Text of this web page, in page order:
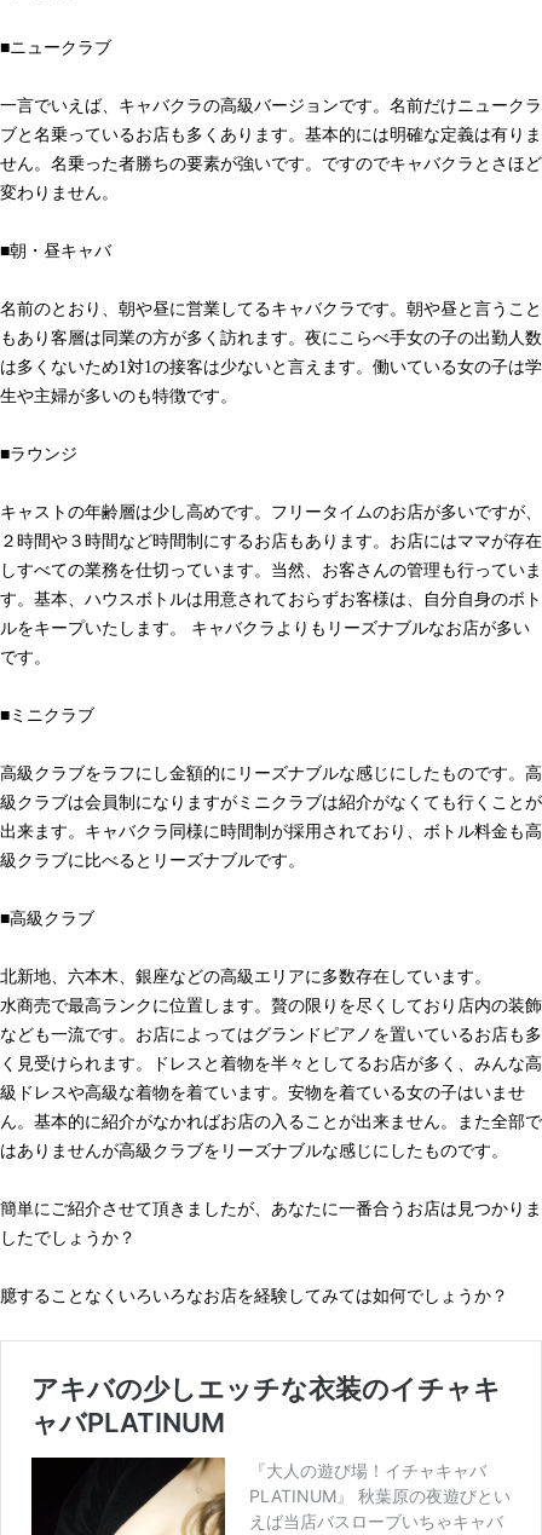
■ニュークラブ
一言でいえば、キャバクラの高級バージョンです。名前だけニュークラ
ブと名乗っているお店も多くあります。基本的には明確な定義は有りま
せん。名乗った者勝ちの要素が強いです。ですのでキャバクラとさほど
変わりません。
■朝・昼キャバ
名前のとおり、朝や昼に営業してるキャバクラです。朝や昼と言うこと
もあり客層は同業の方が多く訪れます。夜にこらべ手女の子の出勤人数
は多くないため1対1の接客は少ないと言えます。働いている女の子は学
生や主婦が多いのも特徴です。
■ラウンジ
キャストの年齢層は少し高めです。フリータイムのお店が多いですが、
２時間や３時間など時間制にするお店もあります。お店にはママが存在
しすべての業務を仕切っています。当然、お客さんの管理も行っていま
す。基本、ハウスボトルは用意されておらずお客様は、自分自身のボト
ルをキープいたします。 キャバクラよりもリーズナブルなお店が多い
です。
■ミニクラブ
高級クラブをラフにし金額的にリーズナブルな感じにしたものです。高
級クラブは会員制になりますがミニクラブは紹介がなくても行くことが
出来ます。キャバクラ同様に時間制が採用されており、ボトル料金も高
級クラブに比べるとリーズナブルです。
■高級クラブ
北新地、六本木、銀座などの高級エリアに多数存在しています。
水商売で最高ランクに位置します。贅の限りを尽くしており店内の装飾
なども一流です。お店によってはグランドピアノを置いているお店も多
く見受けられます。ドレスと着物を半々としてるお店が多く、みんな高
級ドレスや高級な着物を着ています。安物を着ている女の子はいませ
ん。基本的に紹介がなかればお店の入ることが出来ません。また全部で
はありませんが高級クラブをリーズナブルな感じにしたものです。
簡単にご紹介させて頂きましたが、あなたに一番合うお店は見つかりま
したでしょうか？
臆することなくいろいろなお店を経験してみては如何でしょうか？